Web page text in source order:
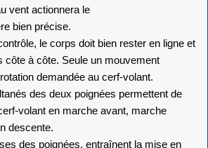
vent actionnera le
bien précise.
le corps doit bien rester en ligne et
côte à côte. Seule un mouvement
demandée au cerf-volant.
des deux poignées permettent de
volant en marche avant, marche
descente.
des poignées, entraînent la mise en